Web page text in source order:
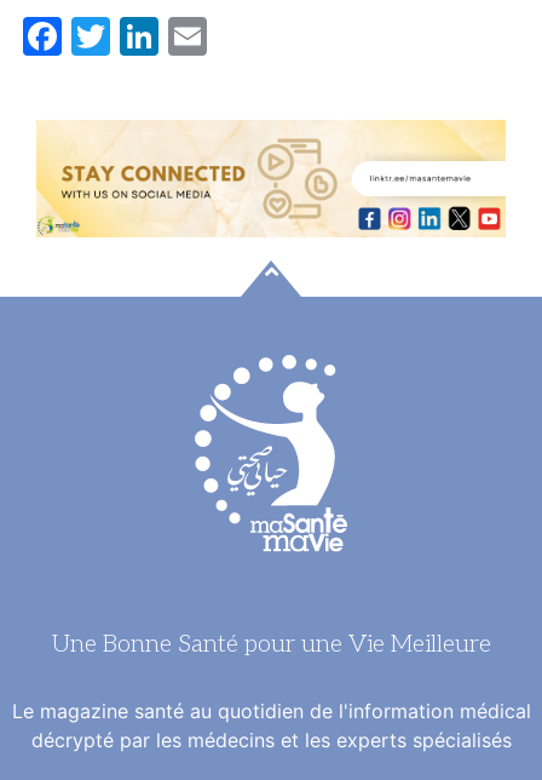
Facebook
TwitterLinkedIn
Une Bonne Santé pour une Vie Meilleure
Le magazine santé au quotidien de l'information médical
décrypté par les médecins et les experts spécialisés